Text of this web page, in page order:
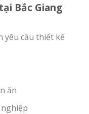
Bắc Giang
yêu cầu thiết kế
ăn